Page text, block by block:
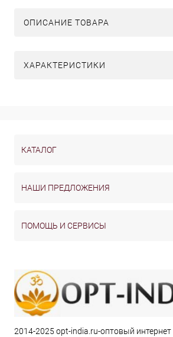
ОПИСАНИЕ ТОВАРА
ХАРАКТЕРИСТИКИ
КАТАЛОГ
НАШИ ПРЕДЛОЖЕНИЯ
ПОМОЩЬ И СЕРВИСЫ
2014-2025 opt-india.ru-оптовый